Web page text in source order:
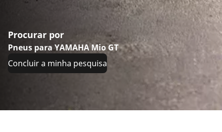
Procurar por
Pneus para YAMAHA Mio GT
Concluir a minha pesquisa